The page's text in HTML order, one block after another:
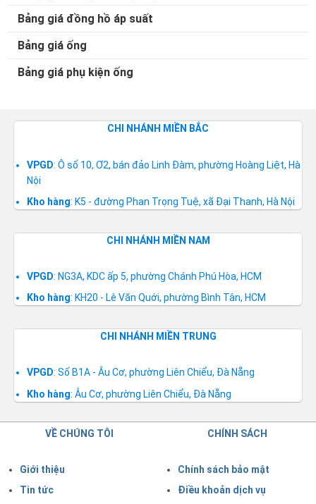
Bảng giá đồng hồ áp suất
Bảng giá ống
Bảng giá phụ kiện ống
CHI NHÁNH MIỀN BẮC
VPGD: Ô số 10, Ơ2, bán đảo Linh Đàm, phường Hoàng Liệt, Hà
Nội
Kho hàng: K5 - đường Phan Trọng Tuệ, xã Đại Thanh, Hà Nội
CHI NHÁNH MIỀN NAM
VPGD: NG3A, KDC ấp 5, phường Chánh Phú Hòa, HCM
Kho hàng: KH20 - Lê Văn Quới, phường Bình Tân, HCM
CHI NHÁNH MIỀN TRUNG
VPGD: Số B1A - Âu Cơ, phường Liên Chiểu, Đà Nẵng
Kho hàng: Âu Cơ, phường Liên Chiểu, Đà Nẵng
VỀ CHÚNG TÔI
Giới thiệu
Tin tức
CHÍNH SÁCH
Chính sách bảo mật
Điều khoản dịch vụ